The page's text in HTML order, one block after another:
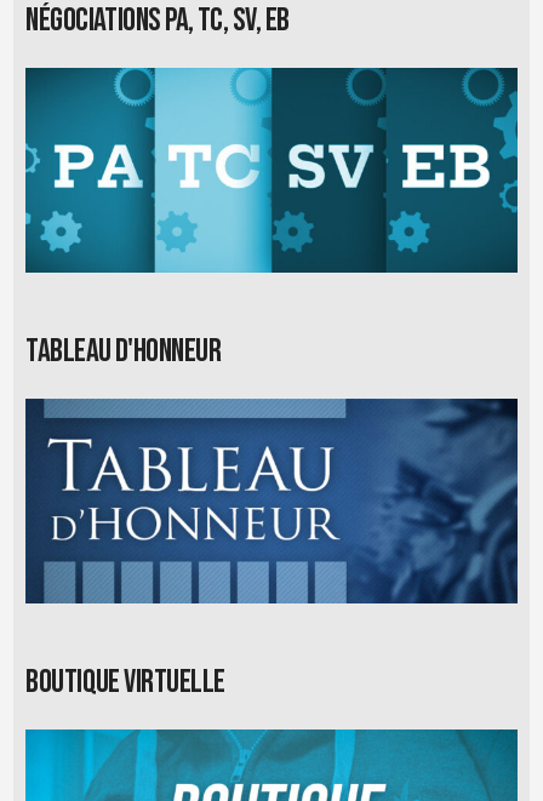
Négociations PA, TC, SV, EB
Tableau d'honneur
Boutique virtuelle